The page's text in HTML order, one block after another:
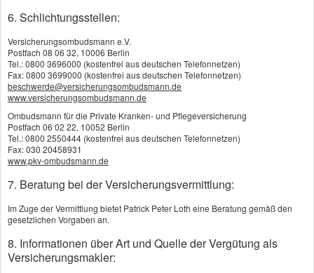
den Fähigkeiten der Stufe A gehören das Sehen,
Hände und die selbstständige Orientierung. Zur
Stufe B zählen das Treppensteigen, Knien und
Bücken, Sitzen, Stehen, Greifen, Bewegen der
Arme, Heben und Tragen sowie Autofahren. Vor
dem Abschluss einer Grundfähigkeitsversicherung
prüft der Versicherer den Gesundheitszustand des
Antragstellers mit einem Fragebogen ab,
gegebenenfalls auch durch Nachfrage bei den
behandelnden Ärzten.
6. Schlichtungsstellen:
Versicherungsombudsmann e.V.
Postfach 08 06 32, 10006 Berlin
Tel.: 0800 3696000 (kostenfrei aus deutschen Telefonnetzen)
Fax: 0800 3699000 (kostenfrei aus deutschen Telefonnetzen)
beschwerde@versicherungsombudsmann.de
www.versicherungsombudsmann.de
Ombudsmann für die Private Kranken- und Pflegeversicherung
Postfach 06 02 22, 10052 Berlin
Tel.: 0800 2550444 (kostenfrei aus deutschen Telefonnetzen)
Fax: 030 20458931
www.pkv-ombudsmann.de
7. Beratung bei der Versicherungsvermittlung:
Im Zuge der Vermittlung bietet Patrick Peter Loth eine Beratung gemäß den
gesetzlichen Vorgaben an.
8. Informationen über Art und Quelle der Vergütung als
Versicherungsmakler: